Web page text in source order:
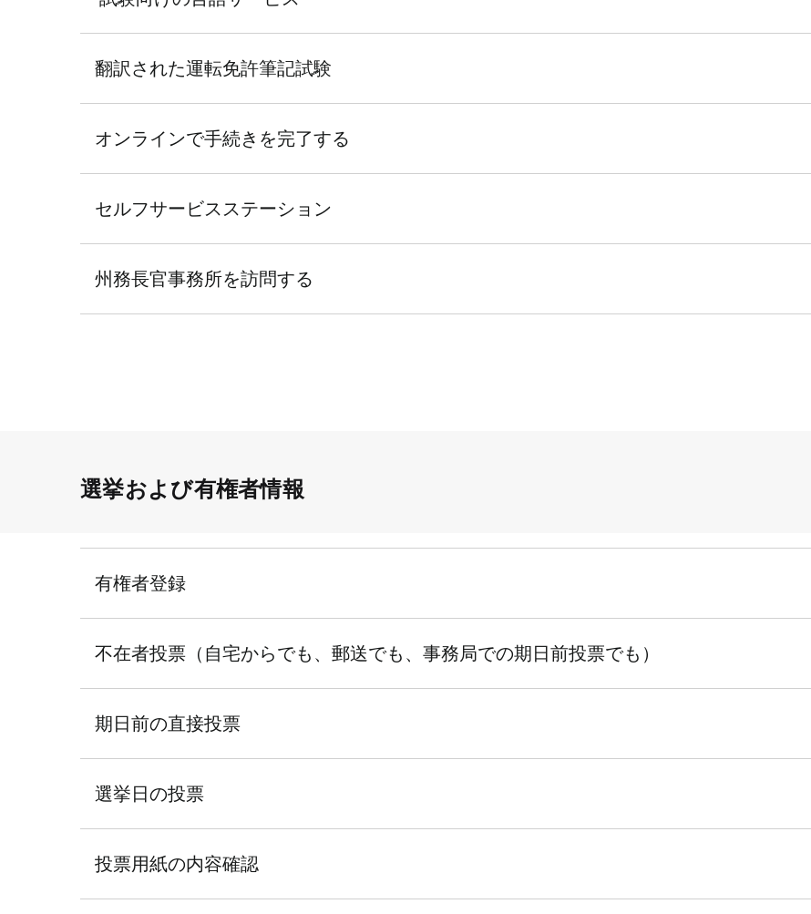
翻訳された運転免許筆記試験
オンラインで手続きを完了する
セルフサービスステーション
州務長官事務所を訪問する
選挙および有権者情報
有権者登録
不在者投票（自宅からでも、郵送でも、事務局での期日前投票でも）
期日前の直接投票
選挙日の投票
投票用紙の内容確認